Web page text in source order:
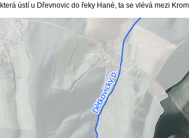
která ústí u Dřevnovic do řeky Hané, ta se vlévá mezi